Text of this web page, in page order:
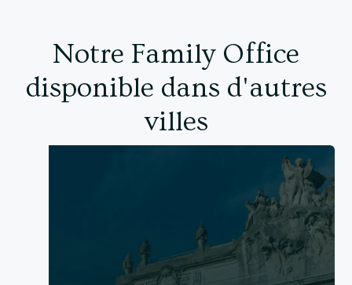
Notre Family Office
disponible dans d'autres
villes